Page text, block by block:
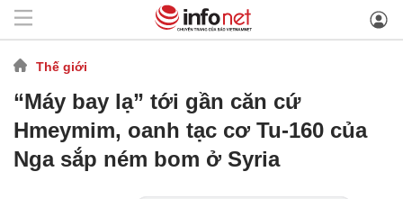
Thế giới
“Máy bay lạ” tới gần căn cứ
Hmeymim, oanh tạc cơ Tu-160 của
Nga sắp ném bom ở Syria